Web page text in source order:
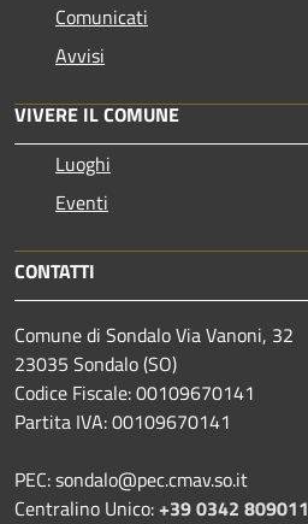
Comunicati
Avvisi
VIVERE IL COMUNE
Luoghi
Eventi
CONTATTI
Comune di Sondalo Via Vanoni, 32
23035 Sondalo (SO)
Codice Fiscale: 00109670141
Partita IVA: 00109670141
PEC: sondalo@pec.cmav.so.it
Centralino Unico:+39 0342 809011